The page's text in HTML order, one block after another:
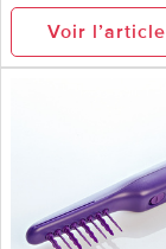
Voir l’article